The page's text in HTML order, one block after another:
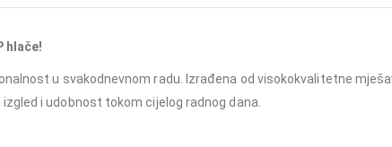
hlače!
u svakodnevnom radu. Izrađena od visokokvalitetne
i udobnost tokom cijelog radnog dana.